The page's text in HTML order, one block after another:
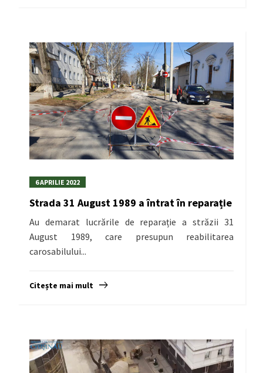
6 APRILIE 2022
Strada 31 August 1989 a întrat în reparație
Au demarat lucrările de reparație a străzii 31
August 1989, care presupun reabilitarea
carosabilului...
Citește mai mult